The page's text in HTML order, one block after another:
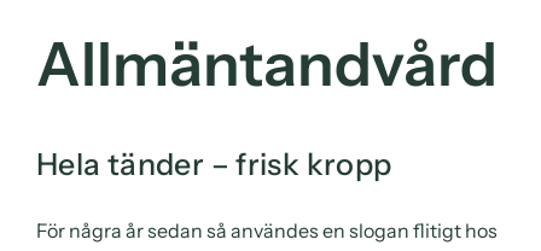
Allmäntandvård
Hela tänder – frisk kropp
För några år sedan så användes en slogan flitigt hos